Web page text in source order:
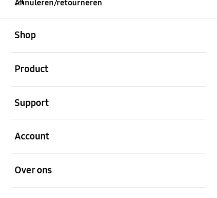
Annuleren/retourneren
Shop
Product
Support
Account
Over ons